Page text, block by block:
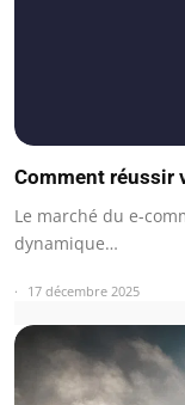
Comment réussir
Le marché du e-
dynamique…
17 décembre 2025